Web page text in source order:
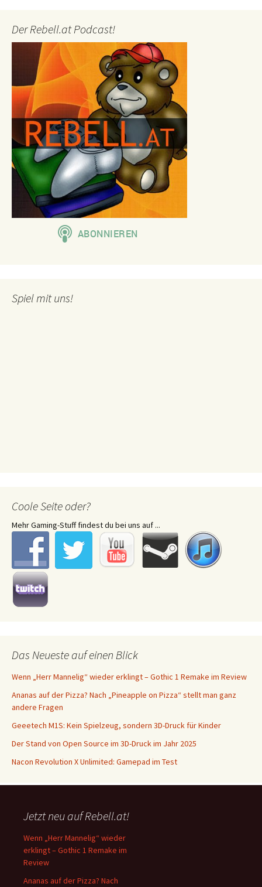
Der Rebell.at Podcast!
Spiel mit uns!
Coole Seite oder?
Mehr Gaming-Stuff findest du bei uns auf ...
Das Neueste auf einen Blick
Wenn „Herr Mannelig“ wieder erklingt – Gothic 1 Remake im Review
Ananas auf der Pizza? Nach „Pineapple on Pizza“ stellt man ganz
andere Fragen
Geeetech M1S: Kein Spielzeug, sondern 3D-Druck für Kinder
Der Stand von Open Source im 3D-Druck im Jahr 2025
Nacon Revolution X Unlimited: Gamepad im Test
Jetzt neu auf Rebell.at!
Wenn „Herr Mannelig“ wieder
erklingt – Gothic 1 Remake im
Review
Ananas auf der Pizza? Nach